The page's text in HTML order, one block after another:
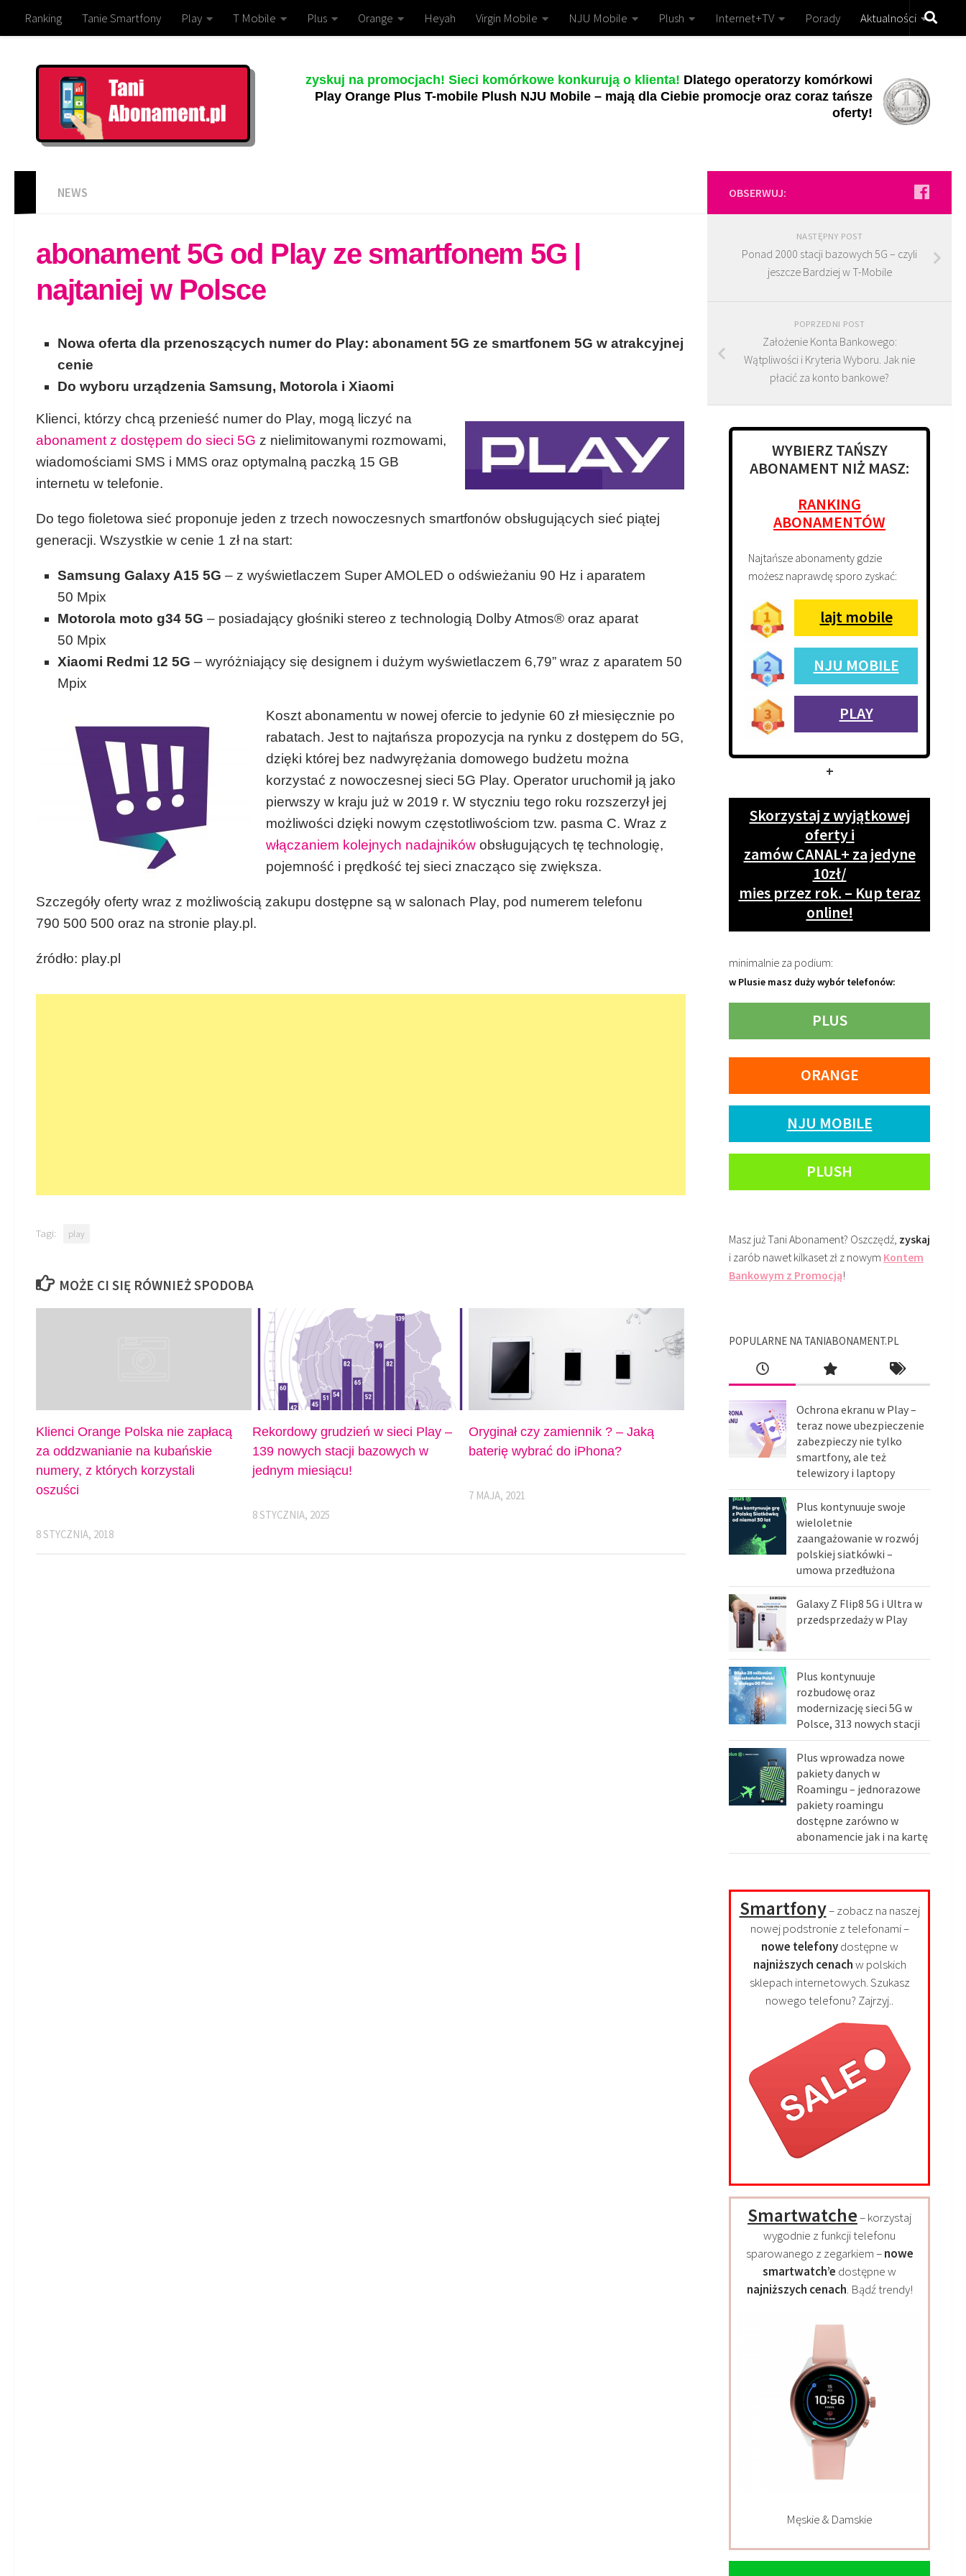
Ranking Tanie Smartfony Play T Mobile Plus Orange Heyah Virgin Mobile NJU Mobile Plush Internet+TV Porady Aktualności
zyskuj na promocjach! Sieci komórkowe konkurują o klienta! Dlatego operatorzy komórkowi
Play Orange Plus T-mobile Plush NJU Mobile – mają dla Ciebie promocje oraz coraz tańsze
oferty!
NEWS
abonament 5G od Play ze smartfonem 5G |
najtaniej w Polsce
Nowa oferta dla przenoszących numer do Play: abonament 5G ze smartfonem 5G w atrakcyjnej
cenie
Do wyboru urządzenia Samsung, Motorola i Xiaomi
Klienci, którzy chcą przenieść numer do Play, mogą liczyć na
abonament z dostępem do sieci 5G z nielimitowanymi rozmowami,
wiadomościami SMS i MMS oraz optymalną paczką 15 GB
internetu w telefonie.
Do tego fioletowa sieć proponuje jeden z trzech nowoczesnych smartfonów obsługujących sieć piątej
generacji. Wszystkie w cenie 1 zł na start:
Samsung Galaxy A15 5G – z wyświetlaczem Super AMOLED o odświeżaniu 90 Hz i aparatem
50 Mpix
Motorola moto g34 5G – posiadający głośniki stereo z technologią Dolby Atmos® oraz aparat
50 Mpix
Xiaomi Redmi 12 5G – wyróżniający się designem i dużym wyświetlaczem 6,79” wraz z aparatem 50
Mpix
Koszt abonamentu w nowej ofercie to jedynie 60 zł miesięcznie po
rabatach. Jest to najtańsza propozycja na rynku z dostępem do 5G,
dzięki której bez nadwyrężania domowego budżetu można
korzystać z nowoczesnej sieci 5G Play. Operator uruchomił ją jako
pierwszy w kraju już w 2019 r. W styczniu tego roku rozszerzył jej
możliwości dzięki nowym częstotliwościom tzw. pasma C. Wraz z
włączaniem kolejnych nadajników obsługujących tę technologię,
pojemność i prędkość tej sieci znacząco się zwiększa.
Szczegóły oferty wraz z możliwością zakupu dostępne są w salonach Play, pod numerem telefonu
790 500 500 oraz na stronie play.pl.
źródło: play.pl
Tagi: play
MOŻE CI SIĘ RÓWNIEŻ SPODOBA
Klienci Orange Polska nie zapłacą
za oddzwanianie na kubańskie
numery, z których korzystali
oszuści
8 STYCZNIA, 2018
Rekordowy grudzień w sieci Play –
139 nowych stacji bazowych w
jednym miesiącu!
8 STYCZNIA, 2025
Oryginał czy zamiennik ? – Jaką
baterię wybrać do iPhona?
7 MAJA, 2021
OBSERWUJ:
NASTĘPNY POST
Ponad 2000 stacji bazowych 5G – czyli
jeszcze Bardziej w T-Mobile
POPRZEDNI POST
Założenie Konta Bankowego:
Wątpliwości i Kryteria Wyboru. Jak nie
płacić za konto bankowe?
WYBIERZ TAŃSZY
ABONAMENT NIŻ MASZ:
RANKING
ABONAMENTÓW
Najtańsze abonamenty gdzie
możesz naprawdę sporo zyskać:
lajt mobile
NJU MOBILE
PLAY
+
Skorzystaj z wyjątkowej
oferty i
zamów CANAL+ za jedyne
10zł/
mies przez rok. – Kup teraz
online!
minimalnie za podium:
w Plusie masz duży wybór telefonów:
PLUS
ORANGE
NJU MOBILE
PLUSH
Masz już Tani Abonament? Oszczędź, zyskaj
i zarób nawet kilkaset zł z nowym Kontem
Bankowym z Promocją!
POPULARNE NA TANIABONAMENT.PL
Ochrona ekranu w Play –
teraz nowe ubezpieczenie
zabezpieczy nie tylko
smartfony, ale też
telewizory i laptopy
Plus kontynuuje swoje
wieloletnie
zaangażowanie w rozwój
polskiej siatkówki –
umowa przedłużona
Galaxy Z Flip8 5G i Ultra w
przedsprzedaży w Play
Plus kontynuuje
rozbudowę oraz
modernizację sieci 5G w
Polsce, 313 nowych stacji
Plus wprowadza nowe
pakiety danych w
Roamingu – jednorazowe
pakiety roamingu
dostępne zarówno w
abonamencie jak i na kartę
Smartfony– zobacz na naszej
nowej podstronie z telefonami –
nowe telefonydostępne w
najniższych cenachw polskich
sklepach internetowych. Szukasz
nowego telefonu? Zajrzyj..
Smartwatche– korzystaj
wygodnie z funkcji telefonu
sparowanego z zegarkiem –nowe
smartwatch’e dostępne w
najniższych cenach. Bądź trendy!
Męskie & Damskie